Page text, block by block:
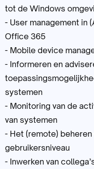
tot de Windows
- User management in
Office 365
- Mobile device
- Informeren en
systemen
- Monitoring van de
van systemen
- Het (remote)
gebruikersniveau
- Inwerken van